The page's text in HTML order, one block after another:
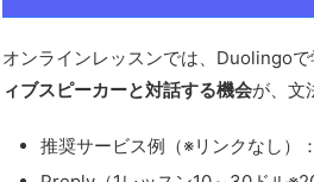
オンラインレッスンでは、Duolingo
ィブスピーカーと対話する機会が、文
推奨サービス例（※リンクなし）：